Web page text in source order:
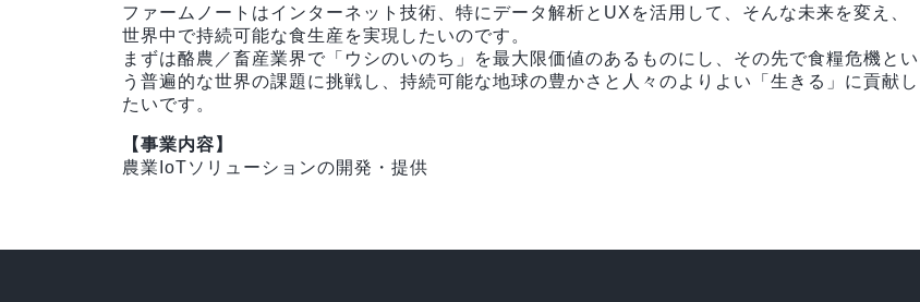
ファームノートはインターネット技術、特にデータ解析とUXを活用して、そんな未来を変え、
世界中で持続可能な食生産を実現したいのです。
まずは酪農／畜産業界で「ウシのいのち」を最大限価値のあるものにし、その先で食糧危機とい
う普遍的な世界の課題に挑戦し、持続可能な地球の豊かさと人々のよりよい「生きる」に貢献し
たいです。
【事業内容】
農業IoTソリューションの開発・提供